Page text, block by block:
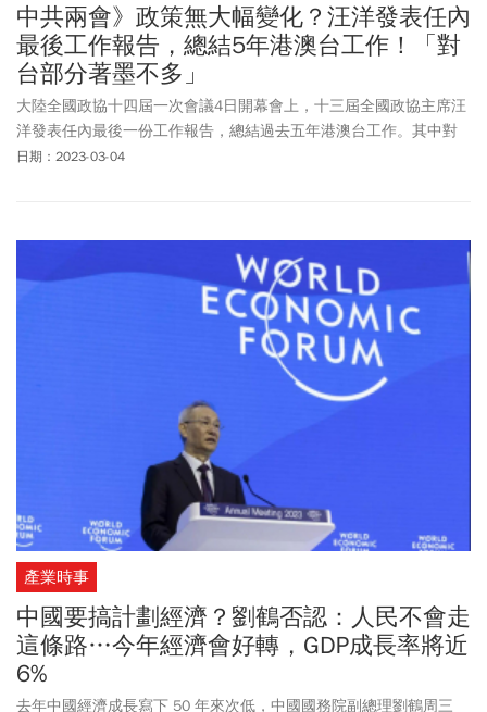
中共兩會》政策無大幅變化？汪洋發表任內
最後工作報告，總結5年港澳台工作！「對
台部分著墨不多」
大陸全國政協十四屆一次會議4日開幕會上，十三屆全國政協主席汪
洋發表任內最後一份工作報告，總結過去五年港澳台工作。其中對
台部分著墨不多，主要提到全國政協發揚鬥爭精神，針對美歐炮製
日期：2023-03-04
產業時事
中國要搞計劃經濟？劉鶴否認：人民不會走
這條路…今年經濟會好轉，GDP成長率將近
6%
去年中國經濟成長寫下 50 年來次低，中國國務院副總理劉鶴周三